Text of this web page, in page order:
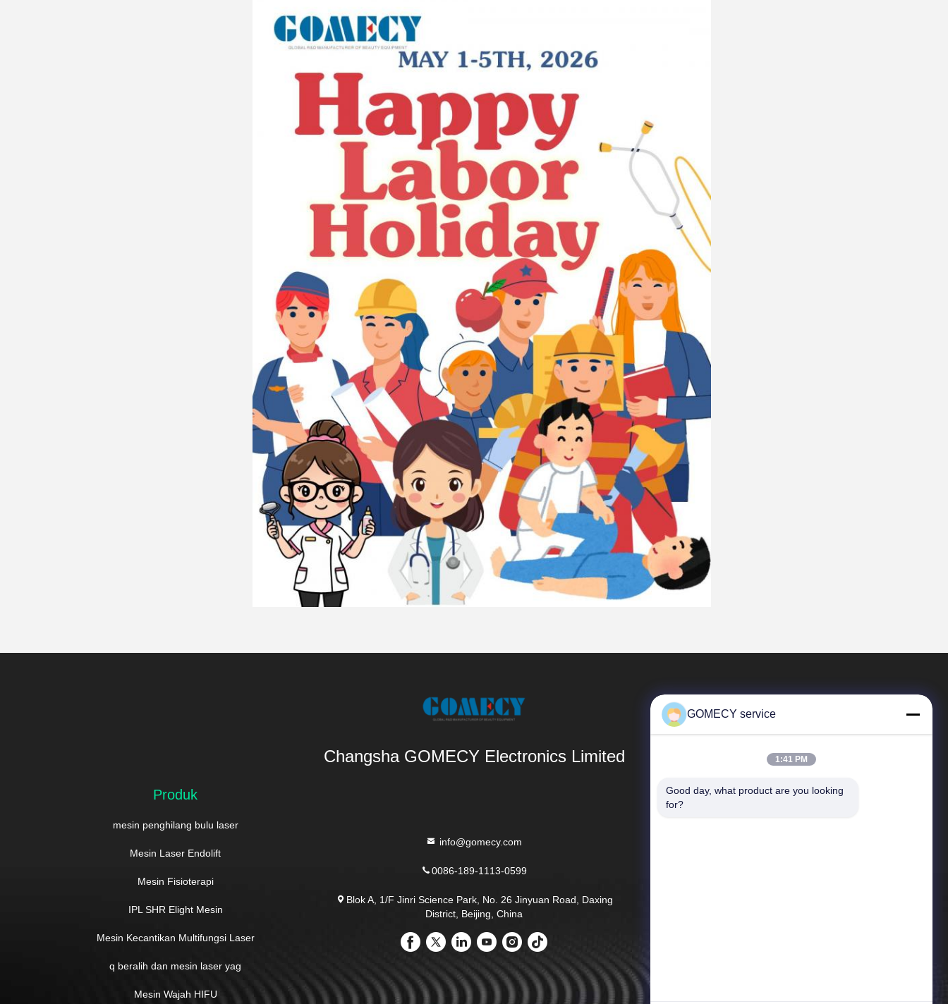
Changsha GOMECY Electronics Limited
Produk
mesin penghilang bulu laser
Mesin Laser Endolift
Mesin Fisioterapi
IPL SHR Elight Mesin
Mesin Kecantikan Multifungsi Laser
q beralih dan mesin laser yag
Mesin Wajah HIFU
info@gomecy.com
0086-189-1113-0599
Blok A, 1/F Jinri Science Park, No. 26 Jinyuan Road, Daxing
District, Beijing, China
Tautan Langsung
GOMECY service
1:41 PM
Good day, what product are you looking
for?